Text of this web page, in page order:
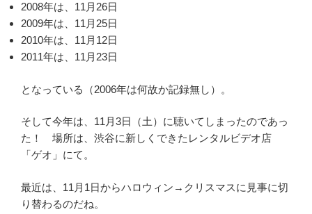
2008年は、11月26日
2009年は、11月25日
2010年は、11月12日
2011年は、11月23日
となっている（2006年は何故か記録無し）。
そして今年は、11月3日（土）に聴いてしまったのであっ
た！ 場所は、渋谷に新しくできたレンタルビデオ店
「ゲオ」にて。
最近は、11月1日からハロウィン→クリスマスに見事に切
り替わるのだね。